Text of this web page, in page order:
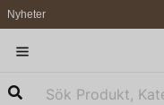
Nyheter